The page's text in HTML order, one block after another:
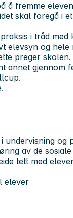
å fremme
skal foregå i
i tråd med
elevsyn og hele
preger skolen.
annet gjennom
undervisning og
av de
tett med
elever